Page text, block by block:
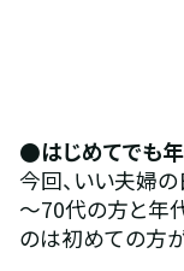
●はじめてでも年
今回、いい夫婦
～70代の方と年
のは初めての方